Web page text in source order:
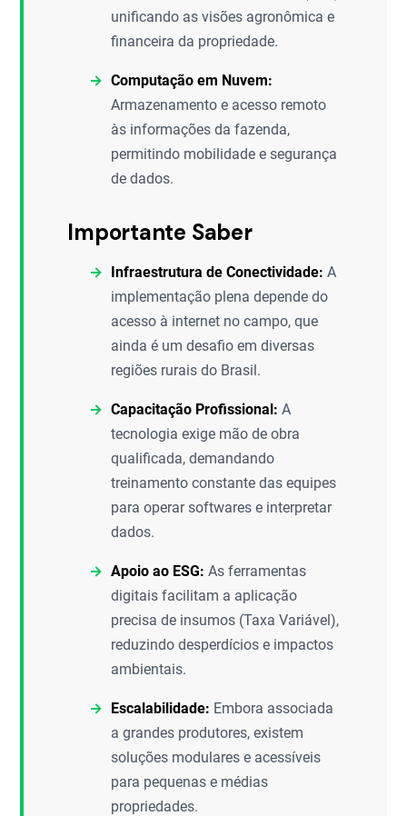
unificando as visões agronômica e
financeira da propriedade.
Computação em Nuvem:
Armazenamento e acesso remoto
às informações da fazenda,
permitindo mobilidade e segurança
de dados.
Importante Saber
Infraestrutura de Conectividade: A
implementação plena depende do
acesso à internet no campo, que
ainda é um desafio em diversas
regiões rurais do Brasil.
Capacitação Profissional: A
tecnologia exige mão de obra
qualificada, demandando
treinamento constante das equipes
para operar softwares e interpretar
dados.
Apoio ao ESG: As ferramentas
digitais facilitam a aplicação
precisa de insumos (Taxa Variável),
reduzindo desperdícios e impactos
ambientais.
Escalabilidade: Embora associada
a grandes produtores, existem
soluções modulares e acessíveis
para pequenas e médias
propriedades.